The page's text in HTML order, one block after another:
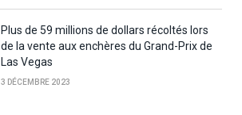
Plus de 59 millions de dollars récoltés lors
de la vente aux enchères du Grand-Prix de
Las Vegas
3 DÉCEMBRE 2023